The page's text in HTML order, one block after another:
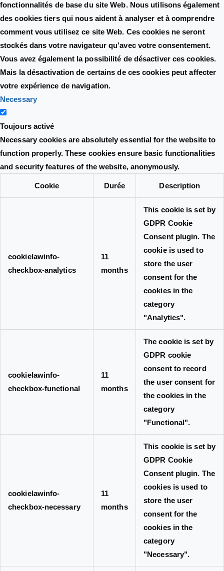
fonctionnalités de base du site Web. Nous utilisons également
des cookies tiers qui nous aident à analyser et à comprendre
comment vous utilisez ce site Web. Ces cookies ne seront
stockés dans votre navigateur qu'avec votre consentement.
Vous avez également la possibilité de désactiver ces cookies.
Mais la désactivation de certains de ces cookies peut affecter
votre expérience de navigation.
Necessary
Toujours activé
Necessary cookies are absolutely essential for the website to
function properly. These cookies ensure basic functionalities
and security features of the website, anonymously.
Cookie Durée Description
cookielawinfo-
checkbox-analytics
11
months
This cookie is set by
GDPR Cookie
Consent plugin. The
cookie is used to
store the user
consent for the
cookies in the
category
"Analytics".
cookielawinfo-
checkbox-functional
11
months
The cookie is set by
GDPR cookie
consent to record
the user consent for
the cookies in the
category
"Functional".
cookielawinfo-
checkbox-necessary
11
months
This cookie is set by
GDPR Cookie
Consent plugin. The
cookies is used to
store the user
consent for the
cookies in the
category
"Necessary".